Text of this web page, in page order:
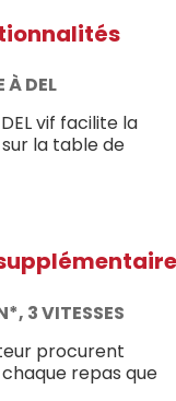
À DEL
vif facilite la
la table de
3 VITESSES
procurent
repas que